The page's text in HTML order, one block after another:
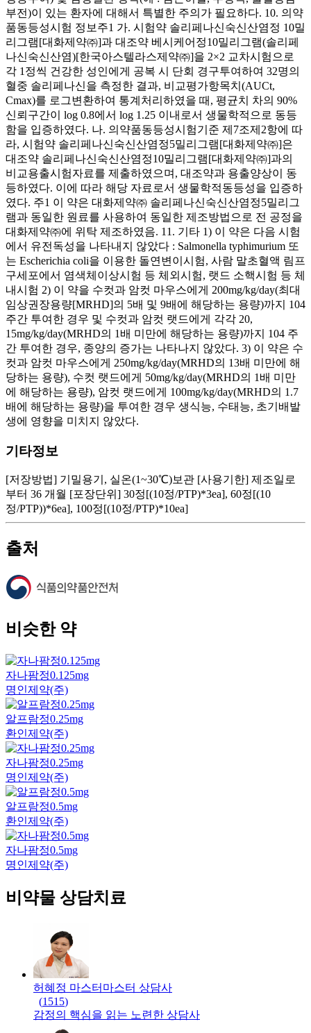
부전)이 있는 환자에 대해서 특별한 주의가 필요하다. 10. 의약
품동등성시험 정보주1 가. 시험약 솔리페나신숙신산염정 10밀
리그램[대화제약㈜]과 대조약 베시케어정10밀리그램(솔리페
나신숙신산염)[한국아스텔라스제약㈜]을 2×2 교차시험으로
각 1정씩 건강한 성인에게 공복 시 단회 경구투여하여 32명의
혈중 솔리페나신을 측정한 결과, 비교평가항목치(AUCt,
Cmax)를 로그변환하여 통계처리하였을 때, 평균치 차의 90%
신뢰구간이 log 0.8에서 log 1.25 이내로서 생물학적으로 동등
함을 입증하였다. 나. 의약품동등성시험기준 제7조제2항에 따
라, 시험약 솔리페나신숙신산염정5밀리그램[대화제약㈜]은
대조약 솔리페나신숙신산염정10밀리그램[대화제약㈜]과의
비교용출시험자료를 제출하였으며, 대조약과 용출양상이 동
등하였다. 이에 따라 해당 자료로서 생물학적동등성을 입증하
였다. 주1 이 약은 대화제약㈜ 솔리페나신숙신산염정5밀리그
램과 동일한 원료를 사용하여 동일한 제조방법으로 전 공정을
대화제약㈜에 위탁 제조하였음. 11. 기타 1) 이 약은 다음 시험
에서 유전독성을 나타내지 않았다 : Salmonella typhimurium 또
는 Escherichia coli을 이용한 돌연변이시험, 사람 말초혈액 림프
구세포에서 염색체이상시험 등 체외시험, 랫드 소핵시험 등 체
내시험 2) 이 약을 수컷과 암컷 마우스에게 200mg/kg/day(최대
임상권장용량[MRHD]의 5배 및 9배에 해당하는 용량)까지 104
주간 투여한 경우 및 수컷과 암컷 랫드에게 각각 20,
15mg/kg/day(MRHD의 1배 미만에 해당하는 용량)까지 104 주
간 투여한 경우, 종양의 증가는 나타나지 않았다. 3) 이 약은 수
컷과 암컷 마우스에게 250mg/kg/day(MRHD의 13배 미만에 해
당하는 용량), 수컷 랫드에게 50mg/kg/day(MRHD의 1배 미만
에 해당하는 용량), 암컷 랫드에게 100mg/kg/day(MRHD의 1.7
배에 해당하는 용량)을 투여한 경우 생식능, 수태능, 초기배발
생에 영향을 미치지 않았다.
기타정보
[저장방법] 기밀용기, 실온(1~30℃)보관 [사용기한] 제조일로
부터 36 개월 [포장단위] 30정[(10정/PTP)*3ea], 60정[(10
정/PTP))*6ea], 100정[(10정/PTP)*10ea]
출처
비슷한 약
자나팜정0.125mg
명인제약(주)
알프람정0.25mg
환인제약(주)
자나팜정0.25mg
명인제약(주)
알프람정0.5mg
환인제약(주)
자나팜정0.5mg
명인제약(주)
비약물 상담치료
허혜정 마스터 마스터 상담사
(1515)
감정의 핵심을 읽는 노련한 상담사